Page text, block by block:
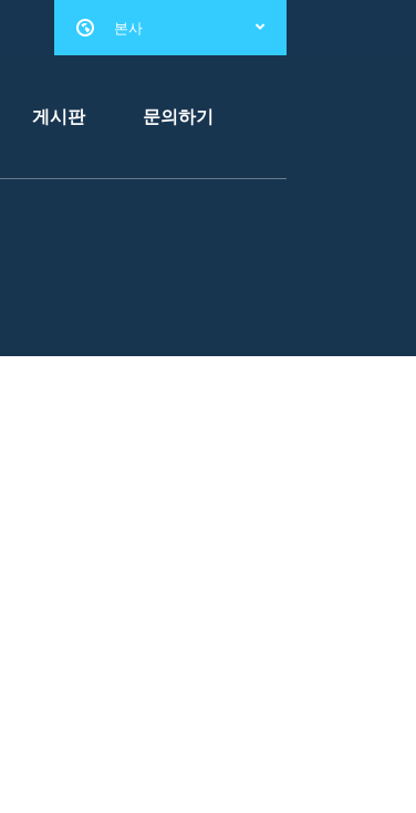
본사
게시판 문의하기